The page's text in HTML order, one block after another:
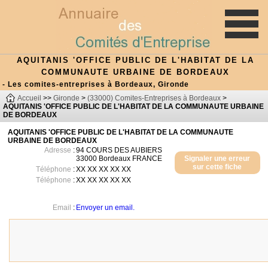
AQUITANIS 'OFFICE PUBLIC DE L'HABITAT DE LA
COMMUNAUTE URBAINE DE BORDEAUX
- Les comites-entreprises à Bordeaux, Gironde
Accueil >> Gironde > (33000) Comites-Entreprises à Bordeaux >
AQUITANIS 'OFFICE PUBLIC DE L'HABITAT DE LA COMMUNAUTE URBAINE
DE BORDEAUX
AQUITANIS 'OFFICE PUBLIC DE L'HABITAT DE LA COMMUNAUTE
URBAINE DE BORDEAUX
Signaler une erreur
sur cette fiche
Adresse :94 COURS DES AUBIERS
33000 Bordeaux FRANCE
Téléphone :XX XX XX XX XX
Téléphone :XX XX XX XX XX
Email : Envoyer un email.